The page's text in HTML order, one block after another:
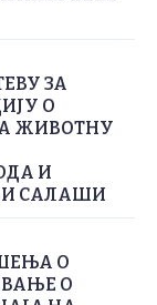
ЗА
О
ЖИВОТНУ
И
САЛАШИ
О
О